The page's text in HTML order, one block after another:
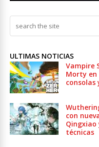
ULTIMAS NOTICIAS
Vampire
Morty en
consolas
con
Qingxiao
técnicas